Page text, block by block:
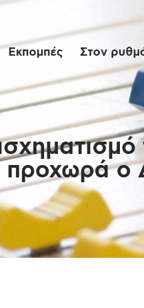
Εκπομπές Στον
προχωρά ο
Αρχική
Στον
μέρας
Ένθετα
Links